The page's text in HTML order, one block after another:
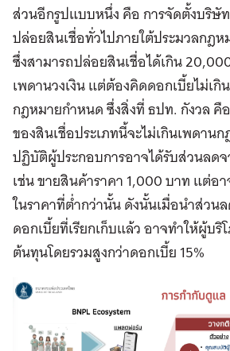
ส่วนอีกรูปแบบหนึ่ง คือ การจัดตั้งบริษั
ปล่อยสินเชื่อทั่วไปภายใต้ประมวลกฎ
ซึ่งสามารถปล่อยสินเชื่อได้เกิน
เพดานวงเงิน แต่ต้องคิดดอกเบี้ยไม่เ
กฎหมายกำหนด ซึ่งสิ่งที่ ธปท. กังวล คื
ของสินเชื่อประเภทนี้จะไม่เกินเพดาน
ปฏิบัติผู้ประกอบการอาจได้รับส่วนลด
เช่น ขายสินค้าราคา 1,000 บาท แต่อ
ในราคาที่ต่ำกว่านั้น ดังนั้นเมื่อนำส่วน
ดอกเบี้ยที่เรียกเก็บแล้ว อาจทำให้ผู้บ
ต้นทุนโดยรวมสูงกว่าดอกเบี้ย 15%